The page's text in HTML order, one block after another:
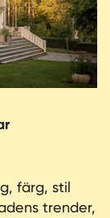
färg, stil
trender,